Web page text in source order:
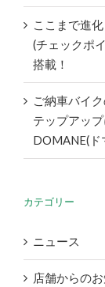
ここまで進
(チェックポ
搭載！
ご納車バイ
テップアッ
DOMANE(ド
カテゴリー
ニュース
店舗からの